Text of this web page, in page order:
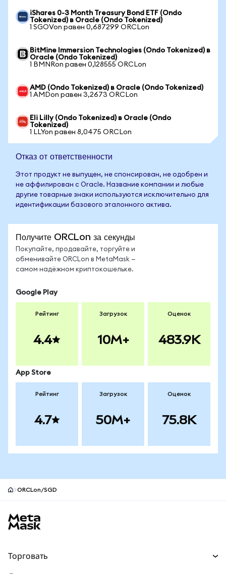
iShares 0-3 Month Treasury Bond ETF (Ondo
Tokenized) в Oracle (Ondo Tokenized)
1 SGOVon равен 0,687299 ORCLon
BitMine Immersion Technologies (Ondo Tokenized) в
Oracle (Ondo Tokenized)
1 BMNRon равен 0,128555 ORCLon
AMD (Ondo Tokenized) в Oracle (Ondo Tokenized)
1 AMDon равен 3,2673 ORCLon
Eli Lilly (Ondo Tokenized) в Oracle (Ondo
Tokenized)
1 LLYon равен 8,0475 ORCLon
Отказ от ответственности
Этот продукт не выпущен, не спонсирован, не одобрен и
не аффилирован с Oracle. Название компании и любые
другие товарные знаки используются исключительно для
идентификации базового эталонного актива.
Получите ORCLon за секунды
Покупайте, продавайте, торгуйте и
обменивайте ORCLon в MetaMask —
самом надёжном криптокошельке.
Google Play
Рейтинг
4.4
Загрузок
10M+
Оценок
483.9K
App Store
Рейтинг
4.7
Загрузок
50M+
Оценок
75.8K
ORCLon/SGD
Торговать